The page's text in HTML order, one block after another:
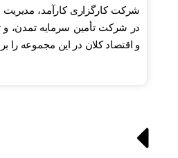
شرکت کارگزاری کارآمد،
در شرکت تأمین سرمایه تمدن، و
و اقتصاد کلان در این مجموعه را